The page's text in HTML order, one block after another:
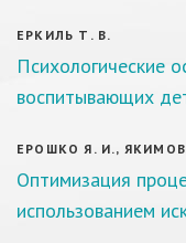
ЕРКИЛЬ Т. В.
Психологические
воспитывающих
ЕРОШКО Я. И.,
Оптимизация
использованием